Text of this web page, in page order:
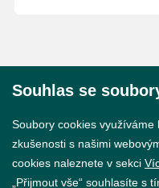
Souhlas se
Soubory cookies
zkušenosti s našimi
cookies naleznete v sekci
„Přijmout vše“ souhlasíte s